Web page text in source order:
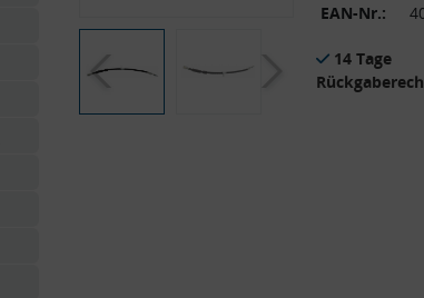
EAN-Nr.:
14 Tage